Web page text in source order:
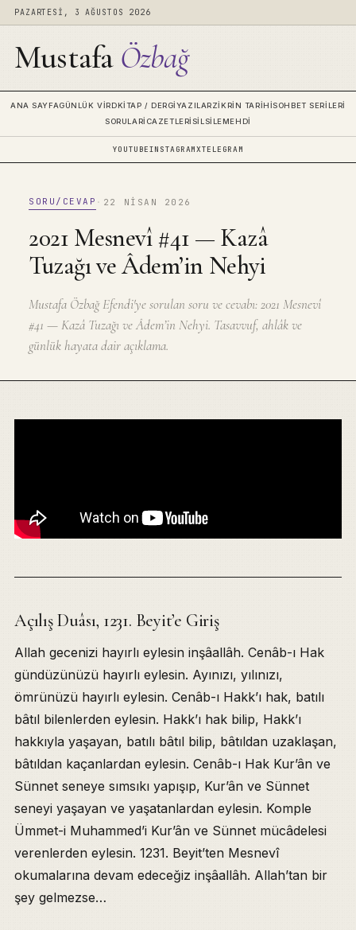
PAZARTESI, 3 AĞUSTOS 2026
Mustafa Özbağ
ANA SAYFAGÜNLÜK VIRDKITAP / DERGIYAZILARZIKRIN TARIHISOHBET SERILERI
SORULARİCAZETLERISILSILEMEHDI
YOUTUBEINSTAGRAMXTELEGRAM
SORU/CEVAP · 22 NISAN 2026
2021 Mesnevî #41 — Kazâ
Tuzağı ve Âdem’in Nehyi
Mustafa Özbağ Efendi'ye sorulan soru ve cevabı: 2021 Mesnevî
#41 — Kazâ Tuzağı ve Âdem’in Nehyi. Tasavvuf, ahlâk ve
günlük hayata dair açıklama.
Table of Contents
Açılış Duâsı, 1231. Beyit’e Giriş
Karga-Hüdhüd Tartışması, Kâfir Necistir
Kazâ Tuzağı, Bilgi Uykusu
Üstâd Hâtırası, Rüyâda Kazâ Tevîli
Ahzâb 38, Takdîr Edilmiş Kader
Allâh’tan İstemek, Dilenmeme Edebi
Hazret-i Ebûbekir’in Cennet Ahdi
Kadere Îmân Farzdır, İslamoğlu Tenkîdi
Kader Tartışanlardan Uzak Durma
Allemel-Esmâ, Âdem ve Havvâ
Zâhir-Hakîkat, Cebrâîl-Dıhye-Meryem
Mûsâ Asâsı, Firavun, Ejderhâ
Ömer-Ebû Cehl, Âdem-Mûsâ Tartışması
Kaynakça ve Referanslar
Açılış Duâsı, 1231. Beyit’e Giriş
Allah gecenizi hayırlı eylesin inşâallâh. Cenâb-ı Hak
gündüzünüzü hayırlı eylesin. Ayınızı, yılınızı,
ömrünüzü hayırlı eylesin. Cenâb-ı Hakk’ı hak, batılı
bâtıl bilenlerden eylesin. Hakk’ı hak bilip, Hakk’ı
hakkıyla yaşayan, batılı bâtıl bilip, bâtıldan uzaklaşan,
bâtıldan kaçanlardan eylesin. Cenâb-ı Hak Kur’ân ve
Sünnet seneye sımsıkı yapışıp, Kur’ân ve Sünnet
seneyi yaşayan ve yaşatanlardan eylesin. Komple
Ümmet-i Muhammed’i Kur’ân ve Sünnet mücâdelesi
verenlerden eylesin. 1231. Beyit’ten Mesnevî
okumalarına devam edeceğiz inşâallâh. Allah’tan bir
şey gelmezse…